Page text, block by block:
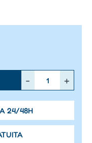
24/48H